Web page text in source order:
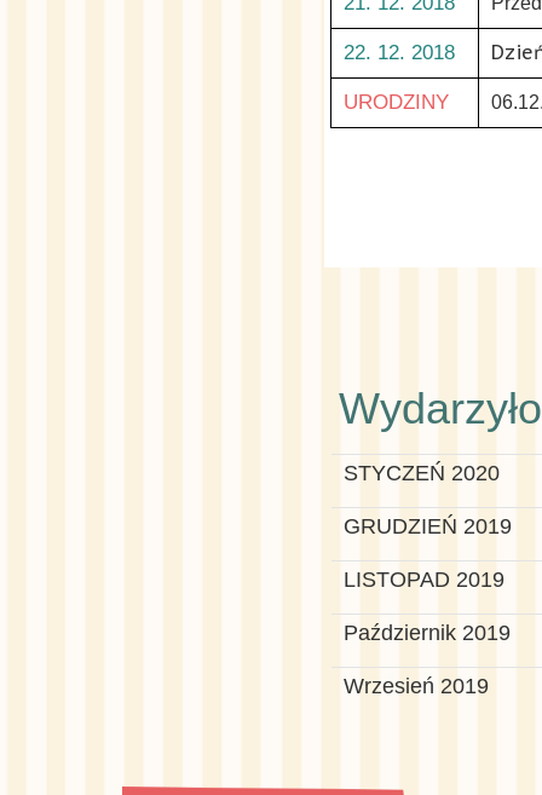
22. 12. 2018
URODZINY
STYCZEŃ 2020
GRUDZIEŃ 2019
LISTOPAD 2019
Październik 2019
Wrzesień 2019